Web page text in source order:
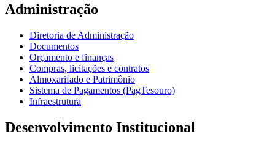
Administração
Diretoria de Administração
Documentos
Orçamento e finanças
Compras, licitações e contratos
Almoxarifado e Patrimônio
Sistema de Pagamentos (PagTesouro)
Infraestrutura
Desenvolvimento Institucional